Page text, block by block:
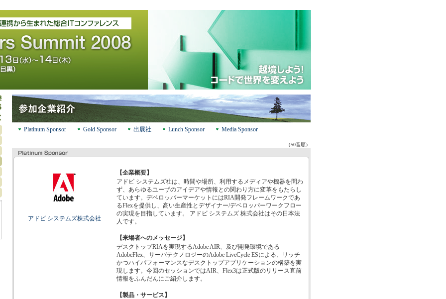
Platinum Sponsor Gold Sponsor 出展社 Lunch Sponsor Media Sponsor
（50音順）
アドビ システムズ株式会社
【企業概要】
アドビ システムズ社は、時間や場所、利用するメディアや機器を問わ
ず、あらゆるユーザのアイデアや情報との関わり方に変革をもたらし
ています。デベロッパーマーケットにはRIA開発フレームワークであ
るFlexを提供し、高い生産性とデザイナー/デベロッパーワークフロー
の実現を目指しています。 アドビ システムズ 株式会社はその日本法
人です。
【来場者へのメッセージ】
デスクトップRIAを実現するAdobe AIR、及び開発環境である
AdobeFlex、サーバテクノロジーのAdobe LiveCycle ESによる、リッチ
かつハイパフォーマンスなデスクトップアプリケーションの構築を実
現します。今回のセッションではAIR、Flex3は正式版のリリース直前
情報をふんだんにご紹介します。
【製品・サービス】